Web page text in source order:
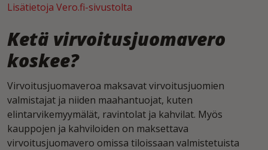
Lisätietoja Vero.fi-sivustolta
Ketä virvoitusjuomavero
koskee?
Virvoitusjuomaveroa maksavat virvoitusjuomien
valmistajat ja niiden maahantuojat, kuten
elintarvikemyymälät, ravintolat ja kahvilat. Myös
kauppojen ja kahviloiden on maksettava
virvoitusjuomavero omissa tiloissaan valmistetuista